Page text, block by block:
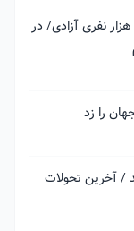
سالن ۱۸ هزار نفری به جای سالن ۱۲ هزار نفری آزادی/ در
را زد
/ آخرین تحولات